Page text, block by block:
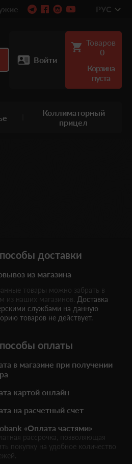
РУС
Войти
Товаров
0
Корзина
пуста
Коллиматорный
прицел
доставки
из магазина
товары можно забрать в
из наших магазинов. Доставка
службами на данную
товаров не действует.
оплаты
в магазине при получении
картой онлайн
на расчетный счет
«Оплата частями»
рассрочка, позволяющая
покупку на удобное количество